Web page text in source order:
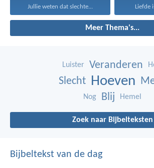
Jullie weten dat slechte... Liefde
Meer Thema's...
Luister Veranderen
Slecht Hoeven
Nog Blij Hemel
Zoek naar Bijbelteksten
Bijbeltekst van de dag